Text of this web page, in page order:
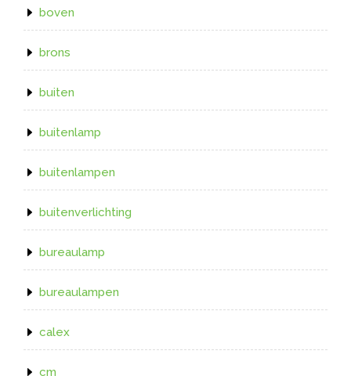
boven
brons
buiten
buitenlamp
buitenlampen
buitenverlichting
bureaulamp
bureaulampen
calex
cm